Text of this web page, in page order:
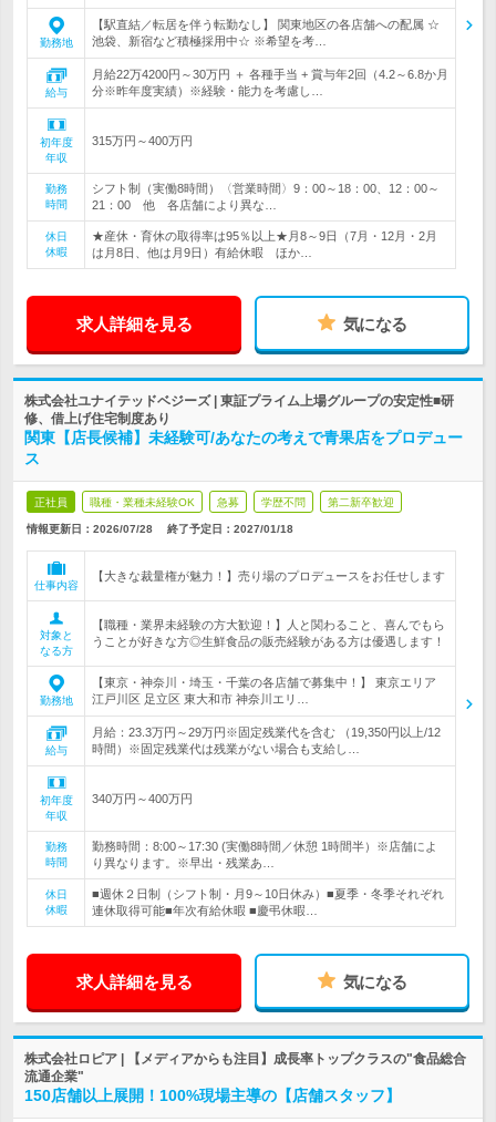
勤務地
【駅直結／転居を伴う転勤なし】 関東地区の各店舗への配属 ☆
池袋、新宿など積極採用中☆ ※希望を考…
給与
月給22万4200円～30万円 ＋ 各種手当 + 賞与年2回（4.2～6.8か月
分※昨年度実績）※経験・能力を考慮し…
初年度
年収
315万円～400万円
勤務
時間
シフト制（実働8時間）〈営業時間〉9：00～18：00、12：00～
21：00 他 各店舗により異な…
休日
休暇
★産休・育休の取得率は95％以上★月8～9日（7月・12月・2月
は月8日、他は月9日）有給休暇 ほか…
求人詳細を見る 気になる
株式会社ユナイテッドベジーズ | 東証プライム上場グループの安定性■研
修、借上げ住宅制度あり
関東【店長候補】未経験可/あなたの考えで青果店をプロデュー
ス
正社員 職種・業種未経験OK 急募 学歴不問 第二新卒歓迎
情報更新日：2026/07/28 終了予定日： 2027/01/18
仕事内容
【大きな裁量権が魅力！】売り場のプロデュースをお任せします
対象と
なる方
【職種・業界未経験の方大歓迎！】人と関わること、喜んでもら
うことが好きな方◎生鮮食品の販売経験がある方は優遇します！
勤務地
【東京・神奈川・埼玉・千葉の各店舗で募集中！】 東京エリア
江戸川区 足立区 東大和市 神奈川エリ…
給与
月給：23.3万円～29万円※固定残業代を含む （19,350円以上/12
時間）※固定残業代は残業がない場合も支給し…
初年度
年収
340万円～400万円
勤務
時間
勤務時間：8:00～17:30 (実働8時間／休憩 1時間半）※店舗によ
り異なります。※早出・残業あ…
休日
休暇
■週休２日制（シフト制・月9～10日休み）■夏季・冬季それぞれ
連休取得可能■年次有給休暇 ■慶弔休暇…
求人詳細を見る 気になる
株式会社ロピア | 【メディアからも注目】成長率トップクラスの"食品総合
流通企業"
150店舗以上展開！100%現場主導の【店舗スタッフ】